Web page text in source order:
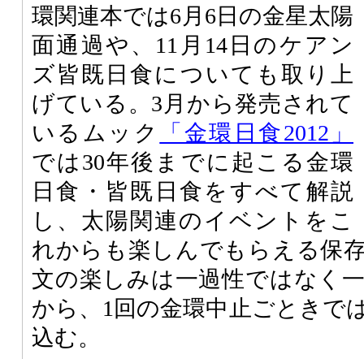
環関連本では6月6日の金星太陽
面通過や、11月14日のケアン
ズ皆既日食についても取り上
げている。3月から発売されて
いるムック
「金環日食2012」
では30年後までに起こる金環
日食・皆既日食をすべて解説
し、太陽関連のイベントをこ
れからも楽しんでもらえる保
文の楽しみは一過性ではなく
から、1回の金環中止ごときで
込む。